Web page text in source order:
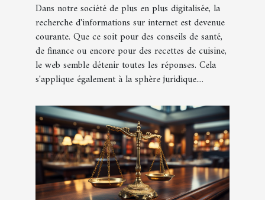
Dans notre société de plus en plus digitalisée, la
recherche d'informations sur internet est devenue
courante. Que ce soit pour des conseils de santé,
de finance ou encore pour des recettes de cuisine,
le web semble détenir toutes les réponses. Cela
s'applique également à la sphère juridique....